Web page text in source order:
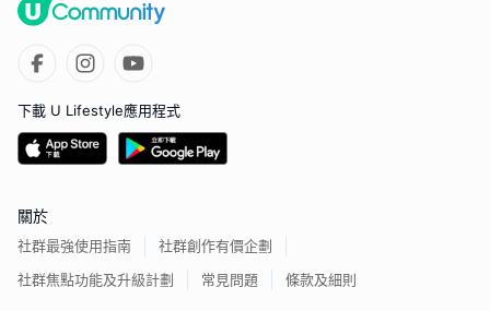
下載 U Lifestyle應用程式
關於
社群最強使用指南
社群創作有價企劃
社群焦點功能及升級計劃
常見問題 條款及細則